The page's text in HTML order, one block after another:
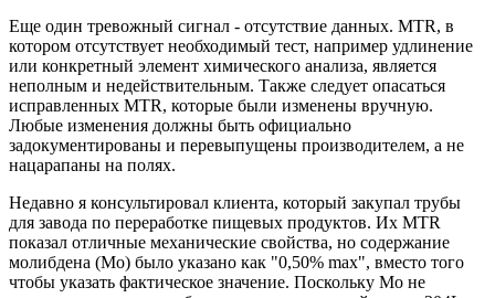
Еще один тревожный сигнал - отсутствие данных. MTR, в
котором отсутствует необходимый тест, например удлинение
или конкретный элемент химического анализа, является
неполным и недействительным. Также следует опасаться
исправленных MTR, которые были изменены вручную.
Любые изменения должны быть официально
задокументированы и перевыпущены производителем, а не
нацарапаны на полях.
Недавно я консультировал клиента, который закупал трубы
для завода по переработке пищевых продуктов. Их MTR
показал отличные механические свойства, но содержание
молибдена (Mo) было указано как "0,50% max", вместо того
чтобы указать фактическое значение. Поскольку Mo не